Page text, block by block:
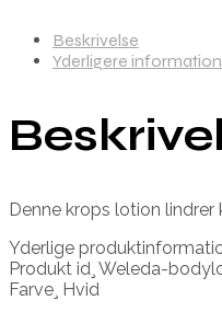
Beskrivelse
Yderligere information
Denne krops lotion lindrer
Yderlige
Produkt id¸ Weleda-
Farve¸ Hvid